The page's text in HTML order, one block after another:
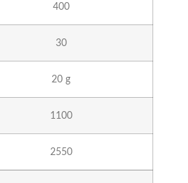
400
30
20 g
1100
2550